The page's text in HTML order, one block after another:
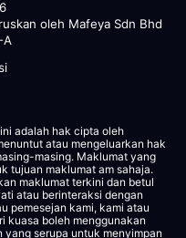
oleh Mafeya Sdn Bhd
A
adalah hak cipta oleh
atau mengeluarkan hak
masing. Maklumat yang
tujuan maklumat am sahaja.
maklumat terkini dan betul
atau berinteraksi dengan
pemesejan kami, kami atau
kuasa boleh menggunakan
serupa untuk menyimpan